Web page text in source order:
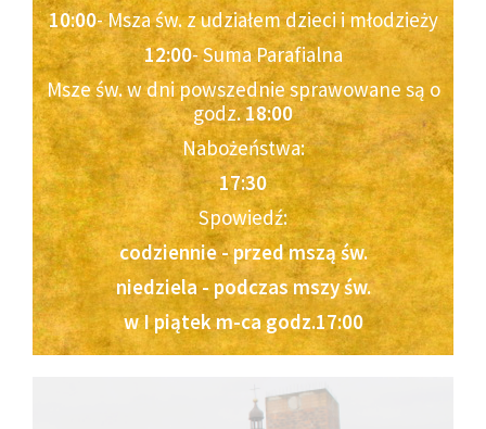
10:00- Msza św. z udziałem dzieci i młodzieży
12:00- Suma Parafialna
Msze św. w dni powszednie sprawowane są o
godz.18:00
Nabożeństwa:
17:30
Spowiedź:
codziennie - przed mszą św.
niedziela - podczas mszy św.
w I piątek m-ca godz.17:00